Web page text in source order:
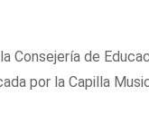
Consejería de
por la Capilla